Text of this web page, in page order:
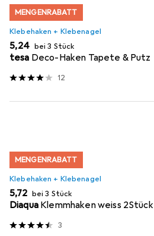
MENGENRABATT
Klebehaken + Klebenagel
EUR
5,24 bei 3 Stück
tesa Deco-Haken Tapete & Putz
12
MENGENRABATT
Klebehaken + Klebenagel
EUR
5,72 bei 3 Stück
Diaqua Klemmhaken weiss 2Stück
3